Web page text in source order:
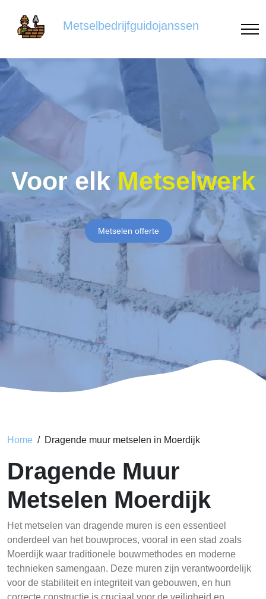
Metselbedrijfguidojanssen
Voor elk Metselwerk
Metselen offerte
Home Dragende muur metselen in Moerdijk
Dragende Muur
Metselen Moerdijk
Het metselen van dragende muren is een essentieel
onderdeel van het bouwproces, vooral in een stad zoals
Moerdijk waar traditionele bouwmethodes en moderne
technieken samengaan. Deze muren zijn verantwoordelijk
voor de stabiliteit en integriteit van gebouwen, en hun
correcte constructie is cruciaal voor de veiligheid en